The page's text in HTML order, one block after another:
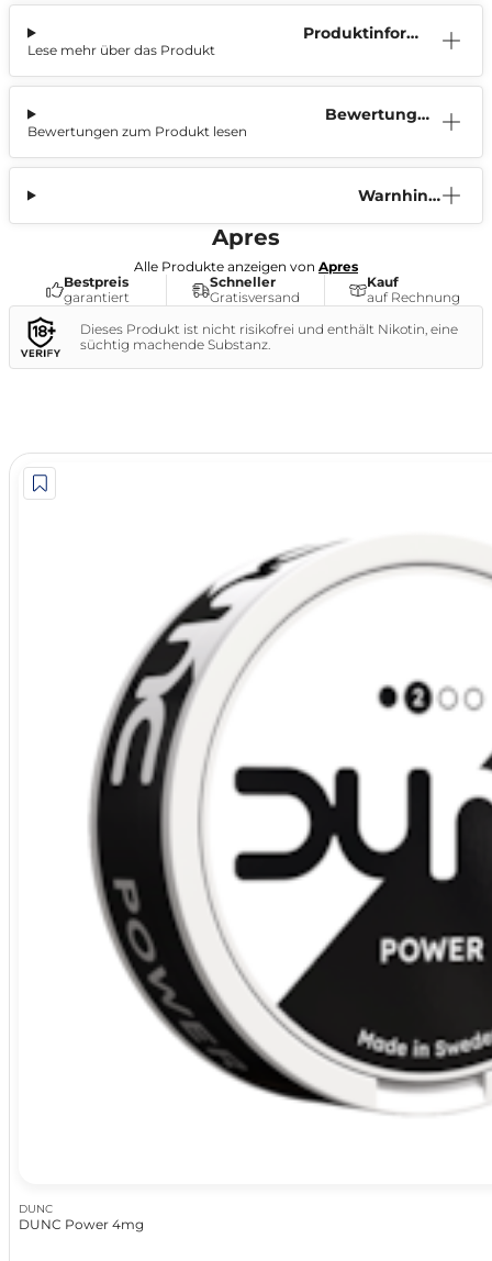
Produktinform
Lese mehr über das Produkt
Bewertunge
Bewertungen zum Produkt lesen
Warnhinw
Apres
Alle Produkte anzeigen von Apres
Bestpreis
garantiert
Schneller
Gratisversand
Kauf
auf Rechnung
Dieses Produkt ist nicht risikofrei und enthält Nikotin, eine
süchtig machende Substanz.
DUNC
DUNC Power 4mg